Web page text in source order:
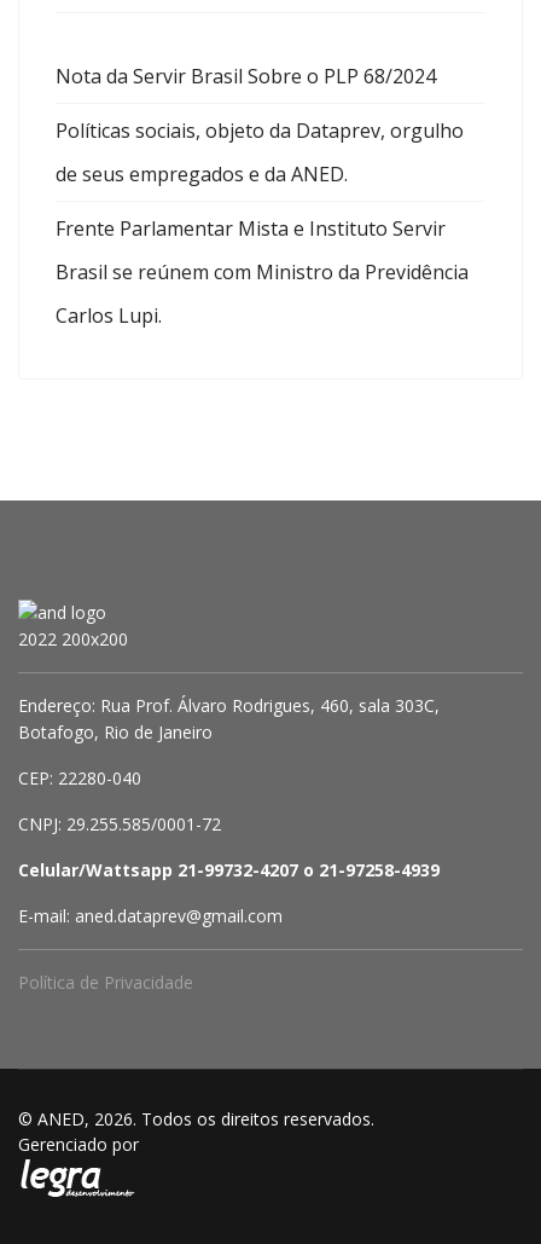
Nota da Servir Brasil Sobre o PLP 68/2024
Políticas sociais, objeto da Dataprev, orgulho
de seus empregados e da ANED.
Frente Parlamentar Mista e Instituto Servir
Brasil se reúnem com Ministro da Previdência
Carlos Lupi.
Endereço: Rua Prof. Álvaro Rodrigues, 460, sala 303C,
Botafogo, Rio de Janeiro
CEP: 22280-040
CNPJ: 29.255.585/0001-72
Celular/Wattsapp 21-99732-4207 o 21-97258-4939
E-mail: aned.dataprev@gmail.com
Política de Privacidade
© ANED, 2026. Todos os direitos reservados.
Gerenciado por